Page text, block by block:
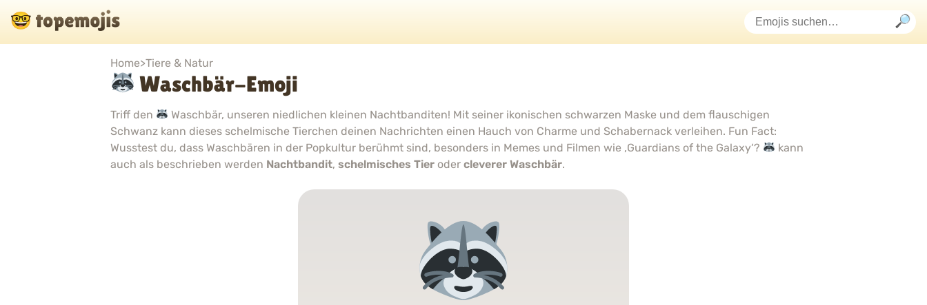
Home>Tiere & Natur
Waschbär-Emoji
Triff den
Waschbär, unseren niedlichen kleinen Nachtbanditen! Mit seiner ikonischen schwarzen Maske und dem flauschigen
Schwanz kann dieses schelmische Tierchen deinen Nachrichten einen Hauch von Charme und Schabernack verleihen. Fun Fact:
Wusstest du, dass Waschbären in der Popkultur berühmt sind, besonders in Memes und Filmen wie ‚Guardians of the Galaxy‘?
kann
auch als beschrieben werden Nachtbandit, schelmisches Tier oder cleverer Waschbär.